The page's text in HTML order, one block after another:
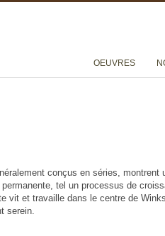
OEUVRES
conçus en séries,
tel un processus de
vit et travaille dans le centre de
serein.